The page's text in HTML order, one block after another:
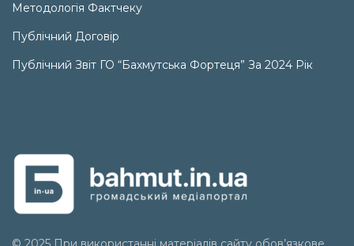
Методологія Фактчеку
Публічний Договір
Публічний Звіт ГО “Бахмутська Фортеця” За 2024 Рік